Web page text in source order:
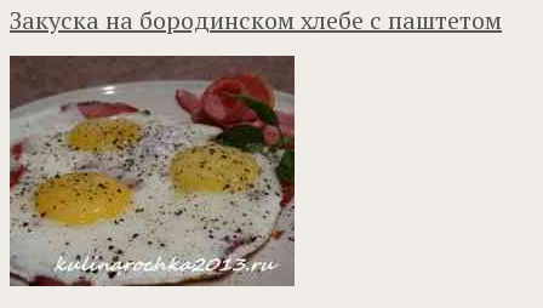
Закуска на бородинском хлебе с паштетом